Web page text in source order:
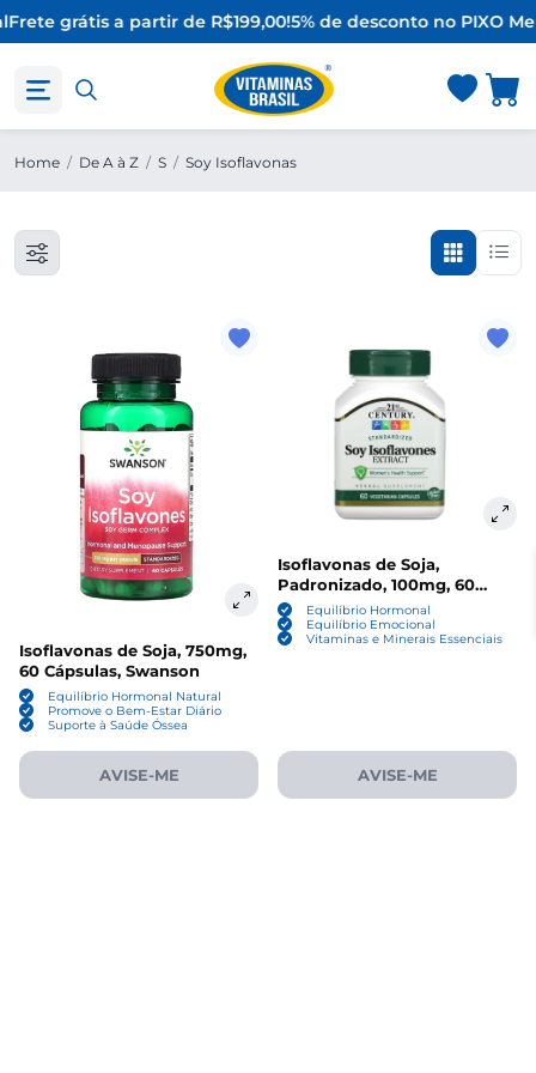
Frete grátis a partir de R$199,00!5% de desconto no PIXO
Home / De A à Z / S / Soy Isoflavonas
Isoflavonas de Soja, 750mg,
60 Cápsulas, Swanson
Equilíbrio Hormonal Natural
Promove o Bem-Estar Diário
Suporte à Saúde Óssea
AVISE-ME
Isoflavonas de Soja,
Padronizado, 100mg, 60
Cápsulas, 21st Century
Equilíbrio Hormonal
Equilíbrio Emocional
Vitaminas e Minerais Essenciais
AVISE-ME